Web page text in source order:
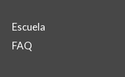
Escuela
FAQ